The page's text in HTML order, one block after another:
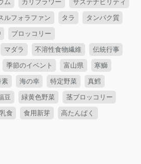
ム カリフラワー サステナビリティ
ルフォラファン タラ タンパク質
ブロッコリー
マダラ 不溶性食物繊維 伝統行事
季節のイベント 富山県 寒鰤
素 海の幸 特定野菜 真鱈
豆 緑黄色野菜 茎ブロッコリー
食 食用新芽 高たんぱく